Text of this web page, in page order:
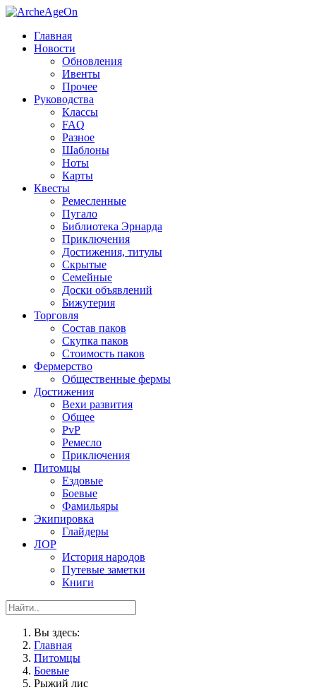
Главная
Новости
Обновления
Ивенты
Прочее
Руководства
Классы
FAQ
Разное
Шаблоны
Ноты
Карты
Квесты
Ремесленные
Пугало
Библиотека Эрнарда
Приключения
Достижения, титулы
Скрытые
Семейные
Доски объявлений
Бижутерия
Торговля
Состав паков
Скупка паков
Стоимость паков
Фермерство
Общественные фермы
Достижения
Вехи развития
Общее
PvP
Ремесло
Приключения
Питомцы
Ездовые
Боевые
Фамильяры
Экипировка
Глайдеры
ЛОР
История народов
Путевые заметки
Книги
Вы здесь:
Главная
Питомцы
Боевые
Рыжий лис